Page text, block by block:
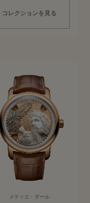
コレクションを見る
ール
性を讃える「メティエ・
ノウハウを継承するヴァ
世界中の装飾芸術の伝統
メティエ・ダール